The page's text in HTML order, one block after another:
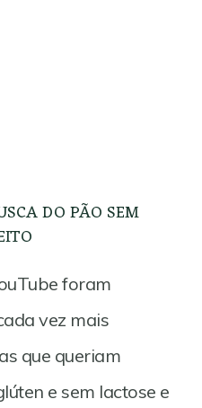
DO PÃO SEM
foram
vez mais
que queriam
e sem lactose e